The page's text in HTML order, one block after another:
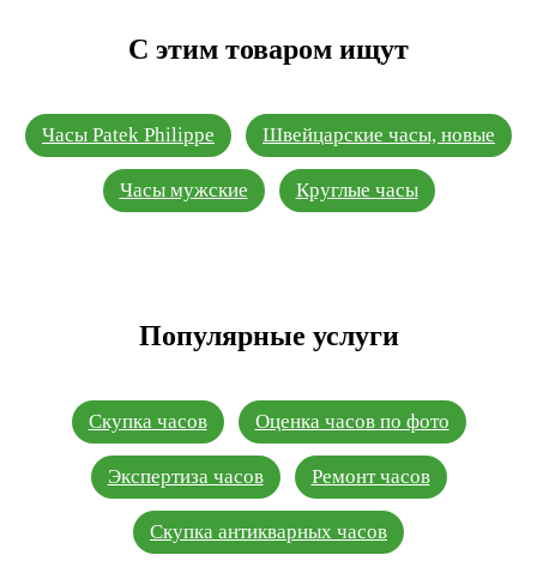
С этим товаром ищут
Часы Patek Philippe Швейцарские часы, новые
Часы мужские Круглые часы
Популярные услуги
Скупка часов Оценка часов по фото
Экспертиза часов Ремонт часов
Скупка антикварных часов